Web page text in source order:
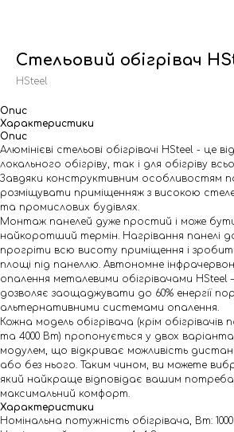
Стельовий обігрівач
HSteel
Опис
Характеристики
Опис
Алюмінієві стельові обігрівачі HSteel - це
локального обігріву, так і для обігріву
Завдяки конструктивним особливостям
розміщувати приміщенняж з високою
та промислових будівлях.
Монтаж панелей дуже простий і може
найкоротший термін. Нагрівання панелі
прогріти всю висоту приміщення і
площі під панеллю. Автономне
опалення металевими обігрівачами HSteel
дозволяє заощаджувати до 60% енергії
альтернативними системами опалення.
Кожна модель обігрівача (крім
та 4000 Вт) пропонується у двох
модулем, що відкриває можливість
або без нього. Таким чином, ви можете
який найкраще відповідає вашим
максимальний комфорт.
Характеристики
Номінальна потужність обігрівача, Вт: 1000